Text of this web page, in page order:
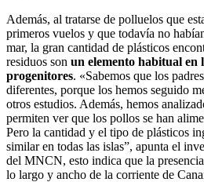
Además, al tratarse de polluelos que
primeros vuelos y que todavía no
mar, la gran cantidad de plásticos
residuos son un elemento habitual en
progenitores. «Sabemos que los
diferentes, porque los hemos seguido
otros estudios. Además, hemos
permiten ver que los pollos se han
Pero la cantidad y el tipo de plásticos
similar en todas las islas”, apunta el
del MNCN, esto indica que la
lo largo y ancho de la corriente de